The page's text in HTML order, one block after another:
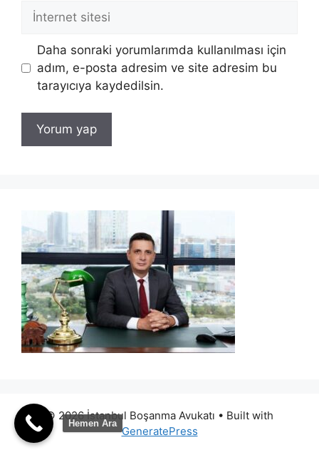
İnternet
sitesi
Daha sonraki yorumlarımda kullanılması için
adım, e-posta adresim ve site adresim bu
tarayıcıya kaydedilsin.
© 2026 İstanbul Boşanma Avukatı • Built with
GeneratePress
Hemen Ara